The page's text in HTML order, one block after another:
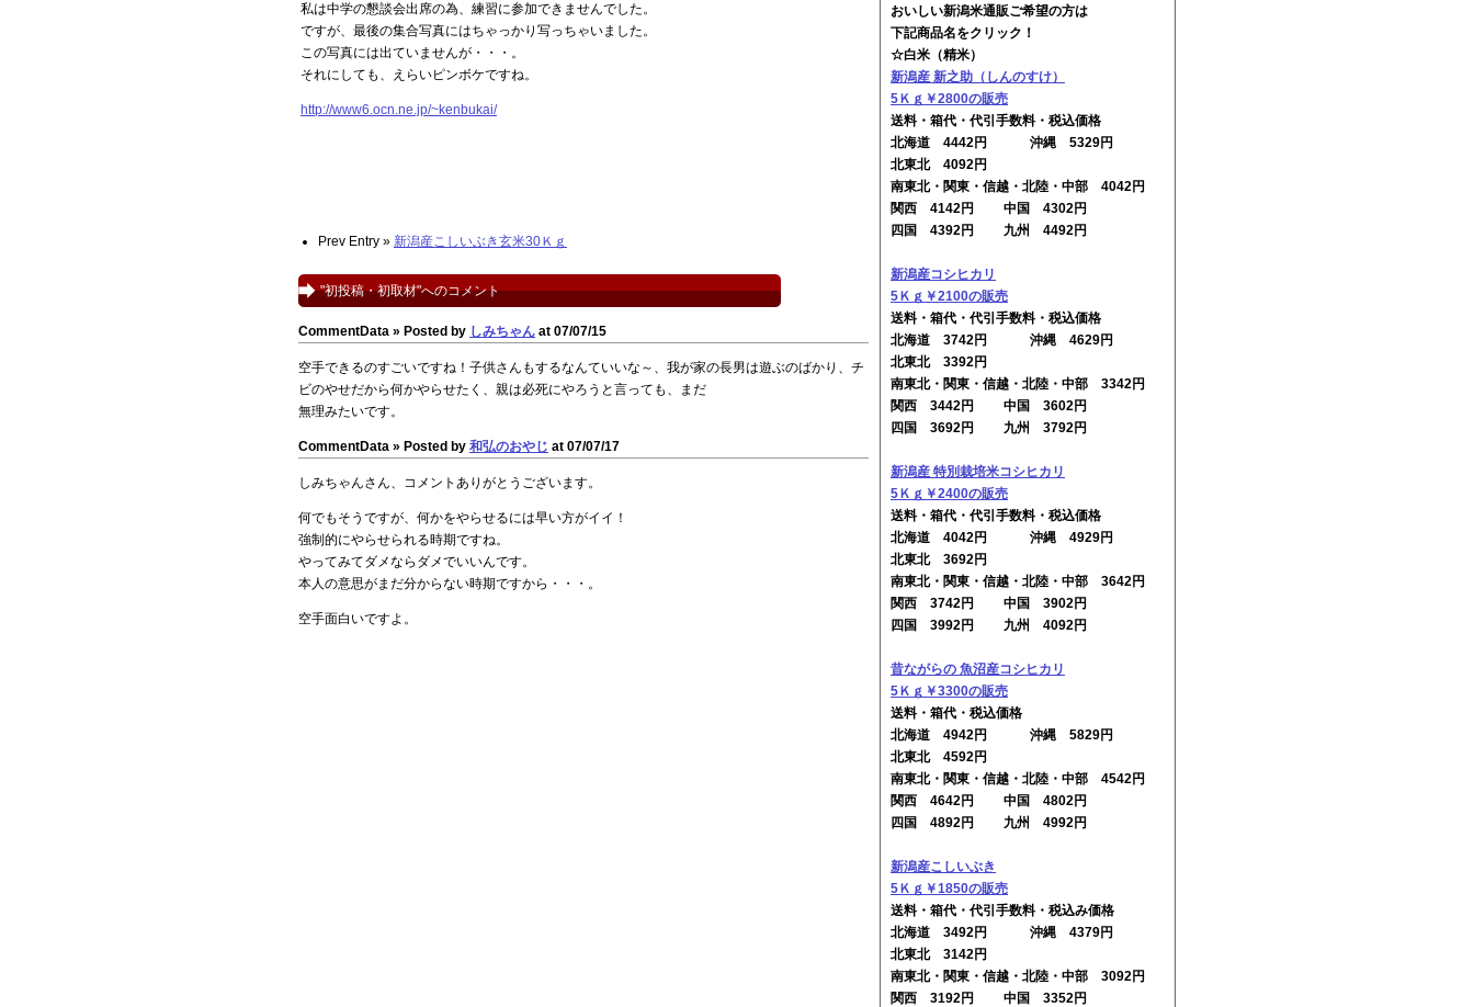
私は中学の懇談会出席の為、練習に参加できませんでした。
ですが、最後の集合写真にはちゃっかり写っちゃいました。
この写真には出ていませんが・・・。
それにしても、えらいピンボケですね。
http://www6.ocn.ne.jp/~kenbukai/
Prev Entry » 新潟産こしいぶき玄米30Ｋｇ
"初投稿・初取材"へのコメント
CommentData » Posted by しみちゃん at 07/07/15
空手できるのすごいですね！子供さんもするなんていいな～、我が家の長男は遊ぶのばかり、チ
ビのやせだから何かやらせたく、親は必死にやろうと言っても、まだ
無理みたいです。
CommentData » Posted by 和弘のおやじ at 07/07/17
しみちゃんさん、コメントありがとうございます。
何でもそうですが、何かをやらせるには早い方がイイ！
強制的にやらせられる時期ですね。
やってみてダメならダメでいいんです。
本人の意思がまだ分からない時期ですから・・・。
空手面白いですよ。
おいしい新潟米通販ご希望の方は
下記商品名をクリック！
☆白米（精米）
新潟産 新之助（しんのすけ）
5Ｋｇ￥2800の販売
送料・箱代・代引手数料・税込価格
北海道 4442円 沖縄 5329円
北東北 4092円
南東北・関東・信越・北陸・中部 4042円
関西 4142円 中国 4302円
四国 4392円 九州 4492円
新潟産コシヒカリ
5Ｋｇ￥2100の販売
送料・箱代・代引手数料・税込価格
北海道 3742円 沖縄 4629円
北東北 3392円
南東北・関東・信越・北陸・中部 3342円
関西 3442円 中国 3602円
四国 3692円 九州 3792円
新潟産 特別栽培米コシヒカリ
5Ｋｇ￥2400の販売
送料・箱代・代引手数料・税込価格
北海道 4042円 沖縄 4929円
北東北 3692円
南東北・関東・信越・北陸・中部 3642円
関西 3742円 中国 3902円
四国 3992円 九州 4092円
昔ながらの 魚沼産コシヒカリ
5Ｋｇ￥3300の販売
送料・箱代・税込価格
北海道 4942円 沖縄 5829円
北東北 4592円
南東北・関東・信越・北陸・中部 4542円
関西 4642円 中国 4802円
四国 4892円 九州 4992円
新潟産こしいぶき
5Ｋｇ￥1850の販売
送料・箱代・代引手数料・税込み価格
北海道 3492円 沖縄 4379円
北東北 3142円
南東北・関東・信越・北陸・中部 3092円
関西 3192円 中国 3352円